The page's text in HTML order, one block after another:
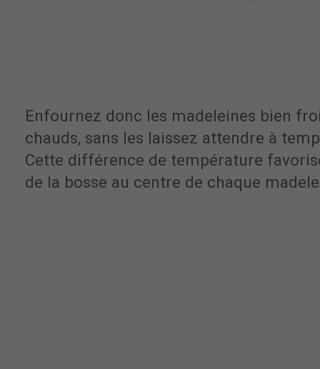
Enfournez donc les madeleines bien
chauds, sans les laissez attendre à
Cette différence de température
de la bosse au centre de chaque